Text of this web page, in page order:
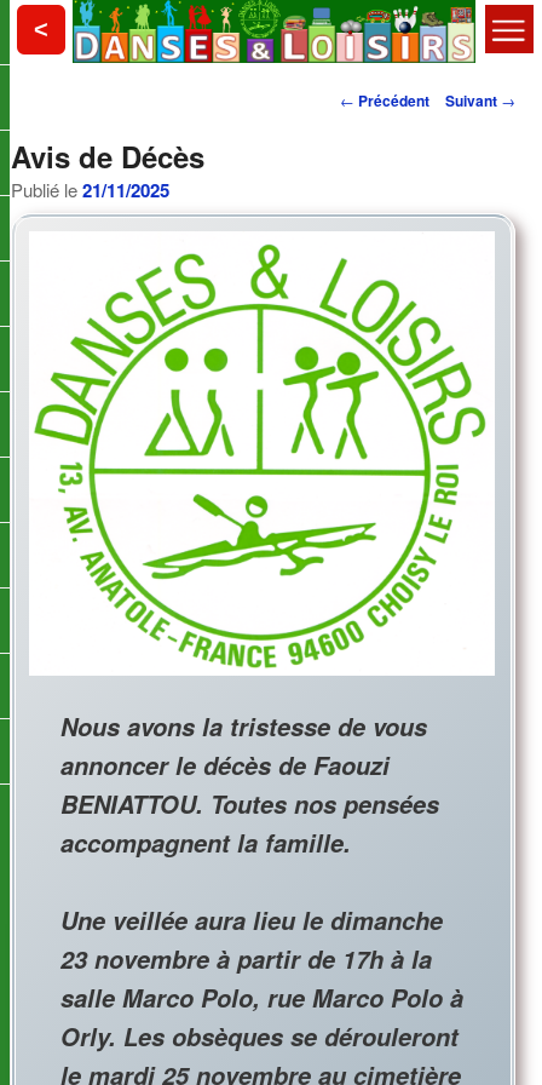
Aller
contenu
Choisy le Roi
<
Navigation
← Précédent Suivant →
Avis de Décès
Publié le21/11/2025
Nous avons la tristesse de vous
annoncer le décès de Faouzi
BENIATTOU. Toutes nos pensées
accompagnent la famille.
Une veillée aura lieu le dimanche
23 novembre à partir de 17h à la
salle Marco Polo, rue Marco Polo à
Orly. Les obsèques se dérouleront
le mardi 25 novembre au cimetière